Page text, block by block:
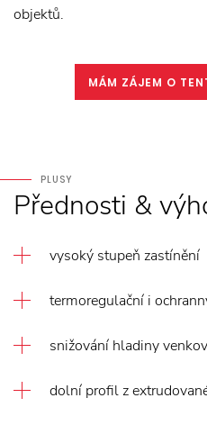
objektů.
MÁM ZÁJEM O
PLUSY
Přednosti &
vysoký stupeň zastínění
termoregulační i
snižování hladiny
dolní profil z